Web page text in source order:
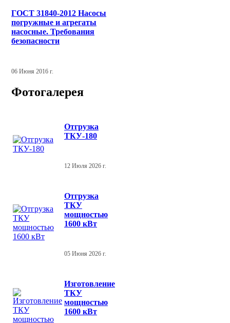
ГОСТ 31840-2012 Насосы
погружные и агрегаты
насосные. Требования
безопасности
06 Июня 2016 г.
Фотогалерея
Отгрузка
ТКУ-180
12 Июля 2026 г.
Отгрузка
ТКУ
мощностью
1600 кВт
05 Июня 2026 г.
Изготовление
ТКУ
мощностью
1600 кВт